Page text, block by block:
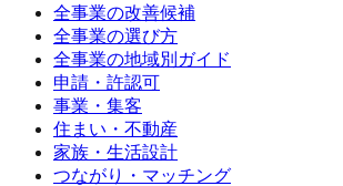
全事業の改善候補
全事業の選び方
全事業の地域別ガイド
申請・許認可
事業・集客
住まい・不動産
家族・生活設計
つながり・マッチング